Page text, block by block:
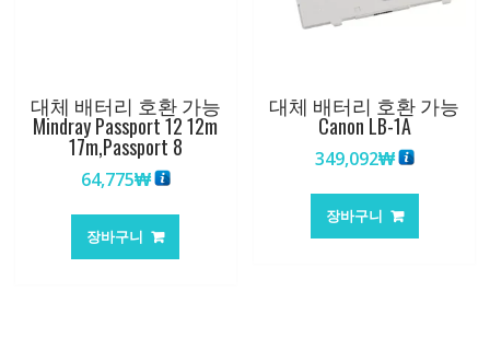
대체 배터리 호환 가능
Mindray Passport 12 12m
17m,Passport 8
64,775₩
장바구니
대체 배터리 호환 가능
Canon LB-1A
349,092₩
장바구니